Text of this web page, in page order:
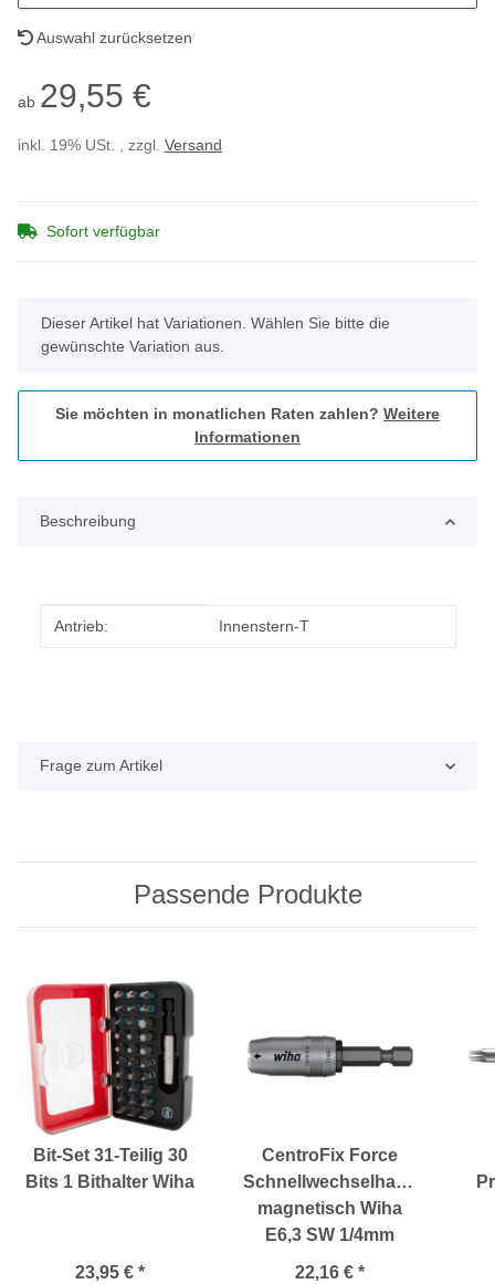
Auswahl zurücksetzen
ab 29,55 €
inkl. 19% USt. , zzgl. Versand
Sofort verfügbar
x
Dieser Artikel hat Variationen. Wählen Sie bitte die
gewünschte Variation aus.
Sie möchten in monatlichen Raten zahlen? Weitere
Informationen
Beschreibung
Produkteigenschaft
Wert
Antrieb: Innenstern-T
Frage zum Artikel
Passende Produkte
Bit-Set 31-Teilig 30
Bits 1 Bithalter Wiha
23,95 € *
CentroFix Force
Schnellwechselhalter
magnetisch Wiha
E6,3 SW 1/4mm
22,16 € *